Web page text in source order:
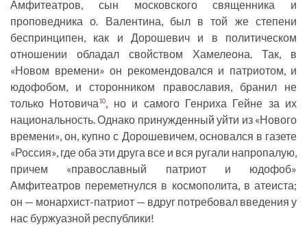
Амфитеатров, сын московского священника и
проповедника о. Валентина, был в той же степени
беспринципен, как и Дорошевич и в политическом
отношении обладал свойством Хамелеона. Так, в
«Новом времени» он рекомендовался и патриотом, и
юдофобом, и сторонником православия, бранил не
только Нотовича10, но и самого Генриха Гейне за их
национальность. Однако принужденный уйти из «Нового
времени», он, купно с Дорошевичем, основался в газете
«Россия», где оба эти друга все и вся ругали напропалую,
причем «православный патриот и юдофоб»
Амфитеатров переметнулся в космополита, в атеиста;
он — монархист-патриот — вдруг потребовал введения у
нас буржуазной республики!